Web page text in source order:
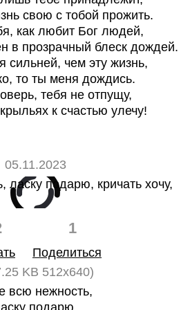
свою с тобой прожить.
как любит Бог людей,
в прозрачный блеск дождей.
сильней, чем эту жизнь,
то ты меня дождись.
тебя не отпущу,
к счастью улечу!
05.11.2023
1
Поделиться
KB 512x640)
всю нежность,
подарю,